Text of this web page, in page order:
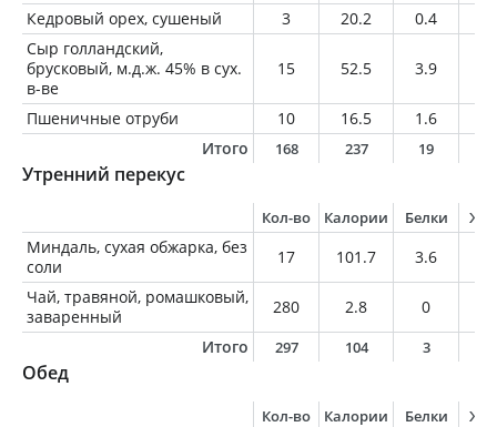
Кедровый орех, сушеный
3 20.2 0.4
Сыр голландский,
брусковый, м.д.ж. 45% в сух.
в-ве
15 52.5 3.9
Пшеничные отруби 10 16.5 1.6
Итого
168 237 19
Утренний перекус
Кол-во Калории Белки
Миндаль, сухая обжарка, без
соли
17 101.7 3.6
Чай, травяной, ромашковый,
заваренный
280 2.8 0
Итого
297 104 3
Обед
Кол-во Калории Белки